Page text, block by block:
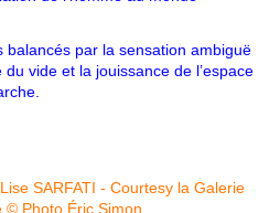
balancés par la sensation ambiguë
vide et la jouissance de l’espace